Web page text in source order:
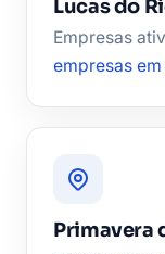
Lucas do
Empresas
empresas
Primavera